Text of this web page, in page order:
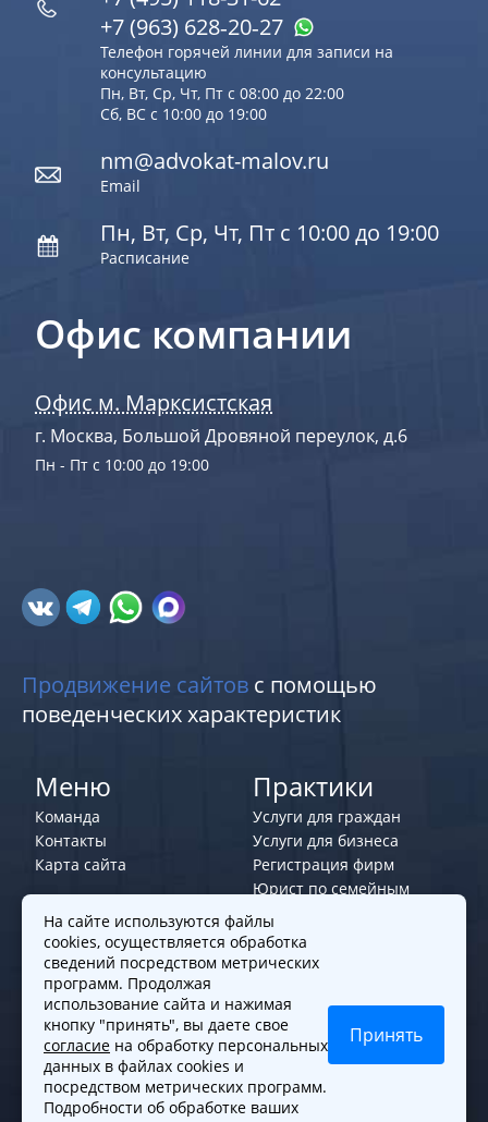
Офис компании
Офис м. Марксистская
г. Москва, Большой Дровяной переулок, д.6
Пн - Пт с 10:00 до 19:00
+7 (963) 628‑20‑27
Телефон горячей линии для записи на
консультацию
Пн, Вт, Ср, Чт, Пт с 08:00 до 22:00
Сб, ВС с 10:00 до 19:00
nm@advokat-malov.ru
Email
Пн, Вт, Ср, Чт, Пт с 10:00 до 19:00
Расписание
Продвижение сайтов с помощью
поведенческих характеристик
Меню
Команда
Контакты
Карта сайта
Практики
Услуги для граждан
Услуги для бизнеса
Регистрация фирм
Юрист по семейным
Политики и правила
Политика обработки персональных
данных
Согласие на обработку cookies
Согласие на обработку персональных
данных
На сайте используются файлы
cookies, осуществляется обработка
сведений посредством метрических
программ. Продолжая
использование сайта и нажимая
кнопку "принять", вы даете свое
согласие на обработку персональных
данных в файлах cookies и
посредством метрических программ.
Подробности об обработке ваших
Принять